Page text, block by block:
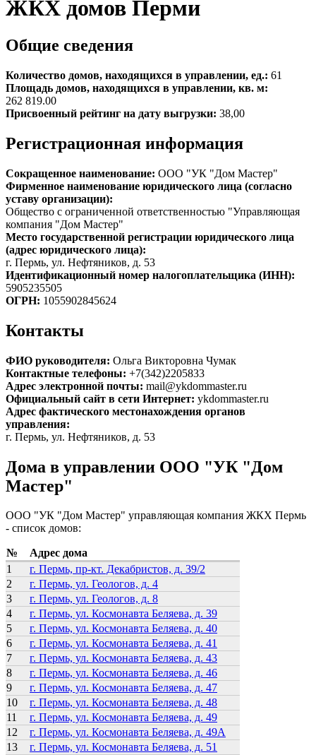
ЖКХ домов Перми
Общие сведения
Количество домов, находящихся в управлении, ед.: 61
Площадь домов, находящихся в управлении, кв. м:
262 819.00
Присвоенный рейтинг на дату выгрузки: 38,00
Регистрационная информация
Сокращенное наименование: ООО "УК "Дом Мастер"
Фирменное наименование юридического лица (согласно
уставу организации):
Общество с ограниченной ответственностью "Управляющая
компания "Дом Мастер"
Место государственной регистрации юридического лица
(адрес юридического лица):
г. Пермь, ул. Нефтяников, д. 53
Идентификационный номер налогоплательщика (ИНН):
5905235505
ОГРН: 1055902845624
Контакты
ФИО руководителя: Ольга Викторовна Чумак
Контактные телефоны: +7(342)2205833
Адрес электронной почты: mail@ykdommaster.ru
Официальный сайт в сети Интернет: ykdommaster.ru
Адрес фактического местонахождения органов
управления:
г. Пермь, ул. Нефтяников, д. 53
Дома в управлении ООО "УК "Дом
Мастер"
ООО "УК "Дом Мастер" управляющая компания ЖКХ Пермь
- список домов:
№
Адрес дома
1
г. Пермь, пр-кт. Декабристов, д. 39/2
2
г. Пермь, ул. Геологов, д. 4
3
г. Пермь, ул. Геологов, д. 8
4
г. Пермь, ул. Космонавта Беляева, д. 39
5
г. Пермь, ул. Космонавта Беляева, д. 40
6
г. Пермь, ул. Космонавта Беляева, д. 41
7
г. Пермь, ул. Космонавта Беляева, д. 43
8
г. Пермь, ул. Космонавта Беляева, д. 46
9
г. Пермь, ул. Космонавта Беляева, д. 47
10
г. Пермь, ул. Космонавта Беляева, д. 48
11
г. Пермь, ул. Космонавта Беляева, д. 49
12
г. Пермь, ул. Космонавта Беляева, д. 49А
13
г. Пермь, ул. Космонавта Беляева, д. 51